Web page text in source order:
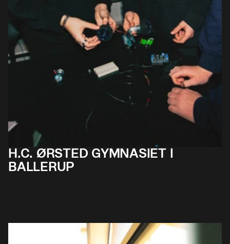
H.C. ØRSTED GYMNASIET I
BALLERUP